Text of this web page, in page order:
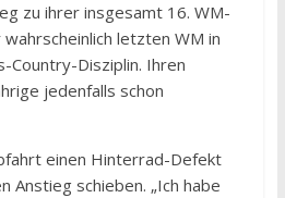
zu ihrer insgesamt 16. WM-
letzten WM in
Country-Disziplin. Ihren
jedenfalls schon
einen Hinterrad-Defekt
Anstieg schieben. „Ich habe